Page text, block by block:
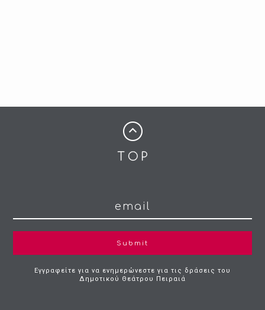
Submit
Εγγραφείτε για να ενημερώνεστε για τις δράσεις του
Δημοτικού Θεάτρου Πειραιά